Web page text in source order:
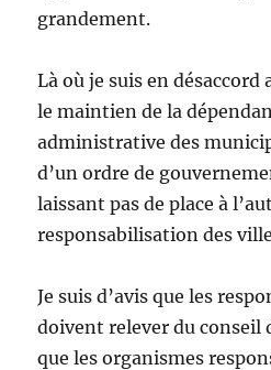
grandement.
Là où je suis en désaccord
le maintien de la
administrative des
d’un ordre de
laissant pas de place à
responsabilisation des
Je suis d’avis que les
doivent relever du conseil
que les organismes